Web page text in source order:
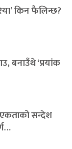
किन फैलिन्छ?
बनाउँथे ‘प्रयांक
एकताको सन्देश